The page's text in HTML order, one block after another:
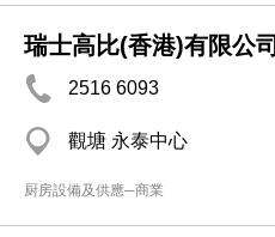
瑞士高比(香港)有限公司
2516 6093
觀塘 永泰中心
厨房設備及供應─商業